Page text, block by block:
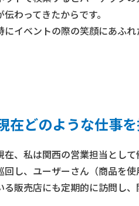
伝わってきたからです。
にイベントの際の笑顔にあふ
在どのような仕事
在、私は関西の営業担当とし
回し、ユーザーさん（商品を
る販売店にも定期的に訪問し、